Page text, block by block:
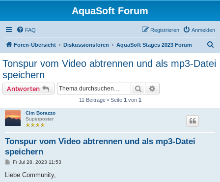
AquaSoft Forum
FAQ Anmelden
Registrieren
Foren-Übersicht Diskussionsforen AquaSoft Stages 2023 Forum
c
Tonspur vom Video abtrennen und als mp3-Datei
speichern
Antworten Suche
11 Beiträge • Seite 1 von 1
Cim Borazzo
Superposter
Tonspur vom Video abtrennen und als mp3-Datei
speichern
B
i
Fr Jul 28, 2023 11:53
Liebe Community,